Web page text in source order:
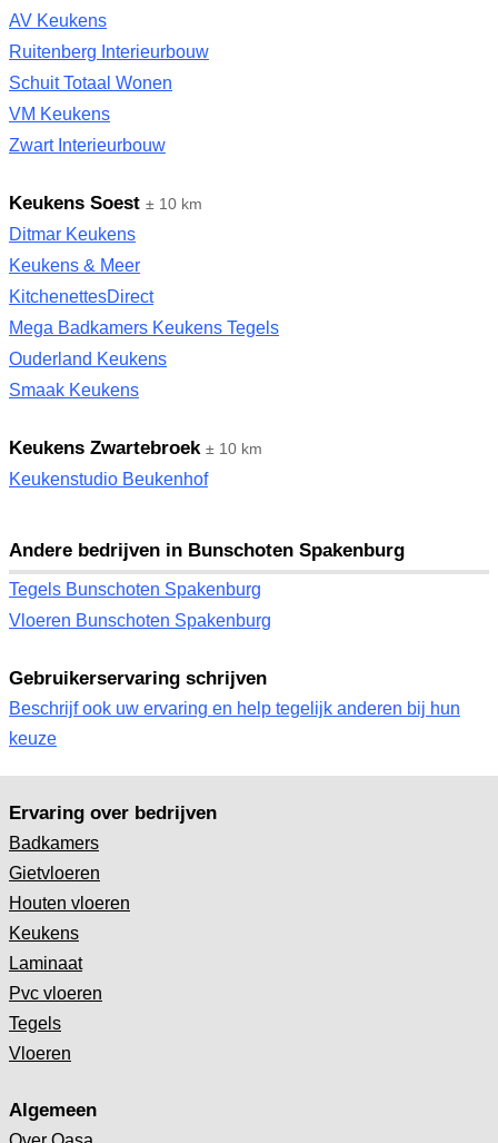
AV Keukens
Ruitenberg Interieurbouw
Schuit Totaal Wonen
VM Keukens
Zwart Interieurbouw
Keukens Soest ± 10 km
Ditmar Keukens
Keukens & Meer
KitchenettesDirect
Mega Badkamers Keukens Tegels
Ouderland Keukens
Smaak Keukens
Keukens Zwartebroek ± 10 km
Keukenstudio Beukenhof
Andere bedrijven in Bunschoten Spakenburg
Tegels Bunschoten Spakenburg
Vloeren Bunschoten Spakenburg
Gebruikerservaring schrijven
Beschrijf ook uw ervaring en help tegelijk anderen bij hun
keuze
Ervaring over bedrijven
Badkamers
Gietvloeren
Houten vloeren
Keukens
Laminaat
Pvc vloeren
Tegels
Vloeren
Algemeen